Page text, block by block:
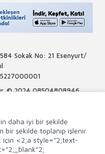
Sokak No: 21 Esenyurt/
© 2024 08504808946
daha iyi bir şekilde
bir şekilde toplanıp işlenir.
için <2;a style="2;text-